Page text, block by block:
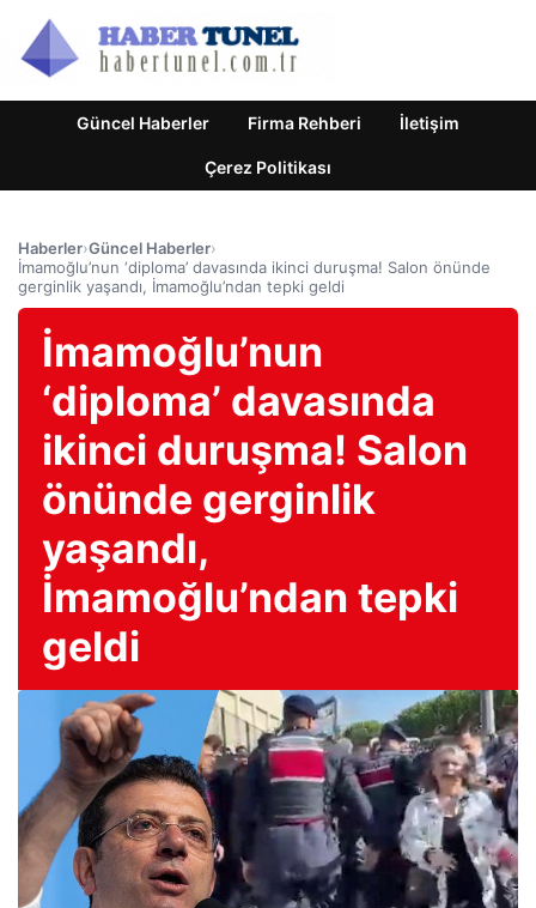
Güncel Haberler Firma Rehberi İletişim
Çerez Politikası
Haberler›Güncel Haberler›
İmamoğlu’nun ‘diploma’ davasında ikinci duruşma! Salon önünde
gerginlik yaşandı, İmamoğlu’ndan tepki geldi
İmamoğlu’nun
‘diploma’ davasında
ikinci duruşma! Salon
önünde gerginlik
yaşandı,
İmamoğlu’ndan tepki
geldi